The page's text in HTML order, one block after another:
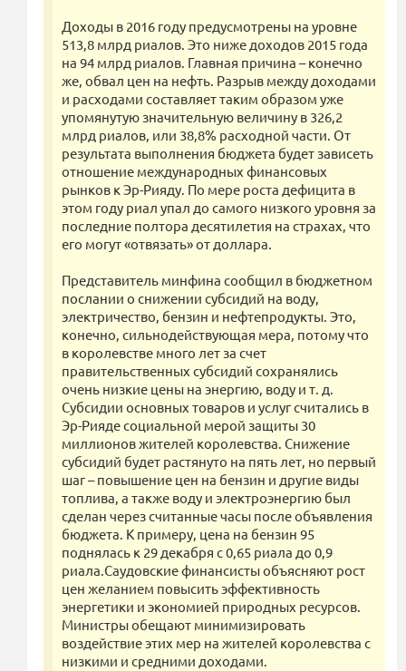
Доходы в 2016 году предусмотрены на уровне
513,8 млрд риалов. Это ниже доходов 2015 года
на 94 млрд риалов. Главная причина – конечно
же, обвал цен на нефть. Разрыв между доходами
и расходами составляет таким образом уже
упомянутую значительную величину в 326,2
млрд риалов, или 38,8% расходной части. От
результата выполнения бюджета будет зависеть
отношение международных финансовых
рынков к Эр-Рияду. По мере роста дефицита в
этом году риал упал до самого низкого уровня за
последние полтора десятилетия на страхах, что
его могут «отвязать» от доллара.
Представитель минфина сообщил в бюджетном
послании о снижении субсидий на воду,
электричество, бензин и нефтепродукты. Это,
конечно, сильнодействующая мера, потому что
в королевстве много лет за счет
правительственных субсидий сохранялись
очень низкие цены на энергию, воду и т. д.
Субсидии основных товаров и услуг считались в
Эр-Рияде социальной мерой защиты 30
миллионов жителей королевства. Снижение
субсидий будет растянуто на пять лет, но первый
шаг – повышение цен на бензин и другие виды
топлива, а также воду и электроэнергию был
сделан через считанные часы после объявления
бюджета. К примеру, цена на бензин 95
поднялась к 29 декабря с 0,65 риала до 0,9
риала.Саудовские финансисты объясняют рост
цен желанием повысить эффективность
энергетики и экономией природных ресурсов.
Министры обещают минимизировать
воздействие этих мер на жителей королевства с
низкими и средними доходами.